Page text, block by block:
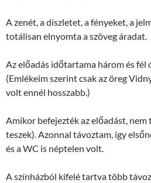
A zenét, a díszletet, a fényeket, a
totálisan elnyomta a szöveg áradat.
Az előadás időtartama három és fél
(Emlékeim szerint csak az öreg
volt ennél hosszabb.)
Amikor befejezték az előadást,
teszek). Azonnal távoztam, így
és a WC is néptelen volt.
A színházból kifelé tartva több